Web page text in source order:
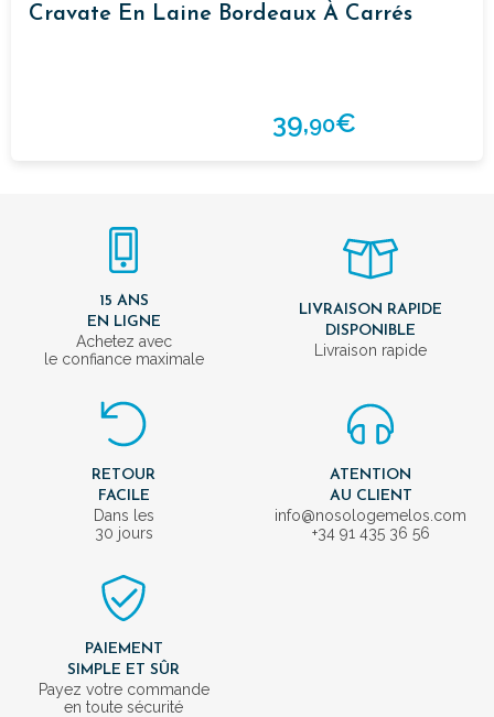
Cravate En Laine Bordeaux À Carrés
39,90€
15 ANS
EN LIGNE
Achetez avec
le confiance maximale
LIVRAISON RAPIDE
DISPONIBLE
Livraison rapide
RETOUR
FACILE
Dans les
30 jours
ATENTION
AU CLIENT
info@nosologemelos.com
+34 91 435 36 56
PAIEMENT
SIMPLE ET SÛR
Payez votre commande
en toute sécurité